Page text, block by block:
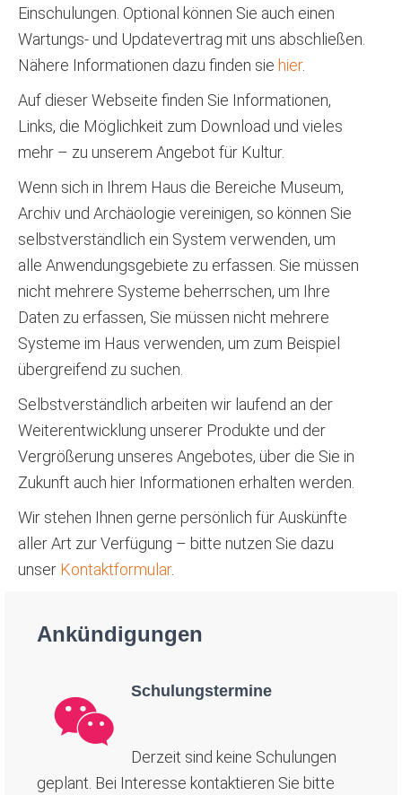
Einschulungen. Optional können Sie auch einen
Wartungs- und Updatevertrag mit uns abschließen.
Nähere Informationen dazu finden sie hier.
Auf dieser Webseite finden Sie Informationen,
Links, die Möglichkeit zum Download und vieles
mehr – zu unserem Angebot für Kultur.
Wenn sich in Ihrem Haus die Bereiche Museum,
Archiv und Archäologie vereinigen, so können Sie
selbstverständlich ein System verwenden, um
alle Anwendungsgebiete zu erfassen. Sie müssen
nicht mehrere Systeme beherrschen, um Ihre
Daten zu erfassen, Sie müssen nicht mehrere
Systeme im Haus verwenden, um zum Beispiel
übergreifend zu suchen.
Selbstverständlich arbeiten wir laufend an der
Weiterentwicklung unserer Produkte und der
Vergrößerung unseres Angebotes, über die Sie in
Zukunft auch hier Informationen erhalten werden.
Wir stehen Ihnen gerne persönlich für Auskünfte
aller Art zur Verfügung – bitte nutzen Sie dazu
unser Kontaktformular.
Ankündigungen
Schulungstermine
Derzeit sind keine Schulungen
geplant. Bei Interesse kontaktieren Sie bitte